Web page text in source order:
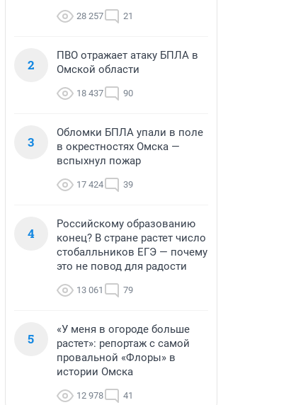
28 257 21
2
ПВО отражает атаку БПЛА в
Омской области
18 437 90
3
Обломки БПЛА упали в поле
в окрестностях Омска —
вспыхнул пожар
17 424 39
4
Российскому образованию
конец? В стране растет число
стобалльников ЕГЭ — почему
это не повод для радости
13 061 79
5
«У меня в огороде больше
растет»: репортаж с самой
провальной «Флоры» в
истории Омска
12 978 41